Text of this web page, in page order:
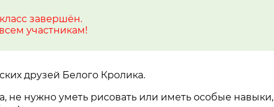
завершён.
участникам!
друзей Белого Кролика.
не нужно уметь рисовать или иметь особые навыки,